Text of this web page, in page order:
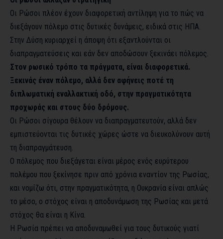
Οι Ρώσοι πλέον έχουν διαφορετική αντίληψη για το πώς να
διεξάγουν πόλεμο στις δυτικές δυνάμεις, ειδικά στις ΗΠΑ.
Στην Δύση κυριαρχεί η άποψη ότι εξαντλούνται οι
διαπραγματεύσεις και εάν δεν αποδώσουν ξεκινάει πόλεμος.
Στον ρωσικό τρόπο τα πράγματα, είναι διαφορετικά.
Ξεκινάς έναν πόλεμο, αλλά δεν αφήνεις ποτέ τη
διπλωματική εναλλακτική οδό, στην πραγματικότητα
προχωράς και στους δύο δρόμους.
Οι Ρώσοι σίγουρα θέλουν να διαπραγματευτούν, αλλά δεν
εμπιστεύονται τις δυτικές χώρες ώστε να διευκολύνουν αυτή
τη διαπραγμάτευση.
Ο πόλεμος που διεξάγεται είναι μέρος ενός ευρύτερου
πολέμου που ξεκίνησε πριν από χρόνια εναντίον της Ρωσίας,
και νομίζω ότι, στην πραγματικότητα, η Ουκρανία είναι απλώς
το μέσο, ο στόχος είναι η αποδυνάμωση της Ρωσίας και μετά
στόχος θα είναι η Κίνα.
Η Ρωσία πρέπει να αποδυναμωθεί για τους δυτικούς γιατί